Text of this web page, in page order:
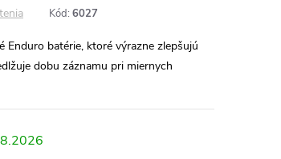
Kód: 6027
Enduro batérie, ktoré výrazne zlepšujú
dobu záznamu pri miernych